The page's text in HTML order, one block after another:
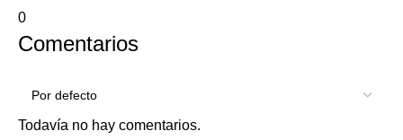
0
Comentarios
Todavía no hay comentarios.